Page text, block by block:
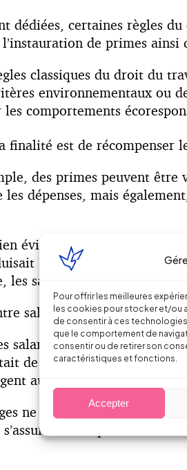
Pour offrir les meilleures
les cookies pour stocker et/ou
de consentir à ces
que le comportement de
consentir ou de retirer son
caractéristiques et fonctions.
Accepter
dédiées, certaines règles
de primes ainsi
classiques du droit du
environnementaux ou
comportements
finalité est de récompenser
des primes peuvent être
dépenses, mais
évidemment, pas induire
à une majoration de
salariés à dépasser les
salariés.
salariés, certaines
de diminuer le plus
aux gagnants ou encore
ne bénéficient d’aucun
du respect du